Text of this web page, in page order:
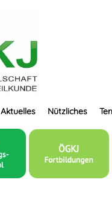
Aktuelles Nützliches